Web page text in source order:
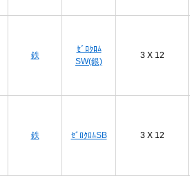
鉄
ｾﾞﾛｸﾛﾑ
SW(銀)
3 X 12
鉄 ｾﾞﾛｸﾛﾑSB 3 X 12